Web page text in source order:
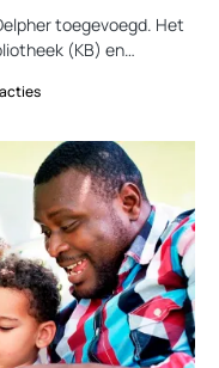
toegevoegd. Het
(KB) en…